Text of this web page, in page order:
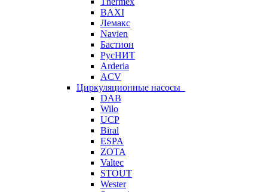
BAXI
Лемакс
Navien
Бастион
РусНИТ
Arderia
ACV
Циркуляционные насосы
DAB
Wilo
UCP
Biral
ESPA
ZOTA
Valtec
STOUT
Wester